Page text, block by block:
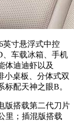
英寸悬浮式中控
、车载冰箱、手机
体迪迪虾以及
小桌板、分体式双
配天神之眼B。
版搭载第二代刀片
里；插混版搭载